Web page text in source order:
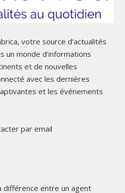
votre source d'actualités
un monde d'informations
et de nouvelles
avec les dernières
et les événements
par email
différence entre un agent